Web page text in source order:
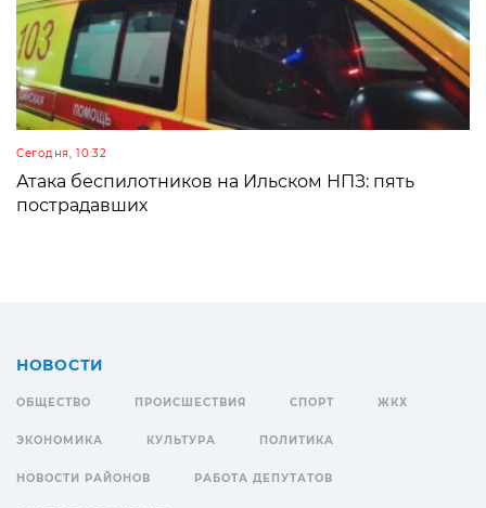
Сегодня, 10:32
Атака беспилотников на Ильском НПЗ: пять
пострадавших
НОВОСТИ
ОБЩЕСТВО ПРОИСШЕСТВИЯ СПОРТ ЖКХ
ЭКОНОМИКА КУЛЬТУРА ПОЛИТИКА
НОВОСТИ РАЙОНОВ РАБОТА ДЕПУТАТОВ